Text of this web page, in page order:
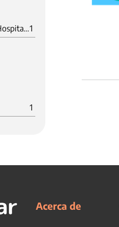
Educación Domiciliaria y Hospitalaria1
1
Acerca de